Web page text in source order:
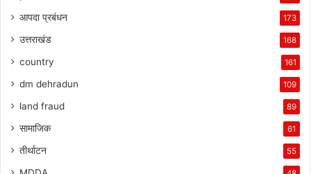
आपदा प्रबंधन 173
उत्तराखंड 168
country 161
dm dehradun 109
land fraud 89
सामाजिक 61
तीर्थाटन 55